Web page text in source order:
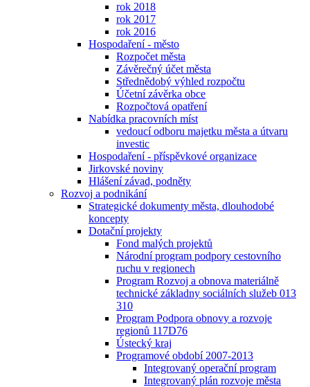
rok 2018
rok 2017
rok 2016
Hospodaření - město
Rozpočet města
Závěrečný účet města
Střednědobý výhled rozpočtu
Účetní závěrka obce
Rozpočtová opatření
Nabídka pracovních míst
vedoucí odboru majetku města a útvaru
investic
Hospodaření - příspěvkové organizace
Jirkovské noviny
Hlášení závad, podněty
Rozvoj a podnikání
Strategické dokumenty města, dlouhodobé
koncepty
Dotační projekty
Fond malých projektů
Národní program podpory cestovního
ruchu v regionech
Program Rozvoj a obnova materiálně
technické základny sociálních služeb 013
310
Program Podpora obnovy a rozvoje
regionů 117D76
Ústecký kraj
Programové období 2007-2013
Integrovaný operační program
Integrovaný plán rozvoje města